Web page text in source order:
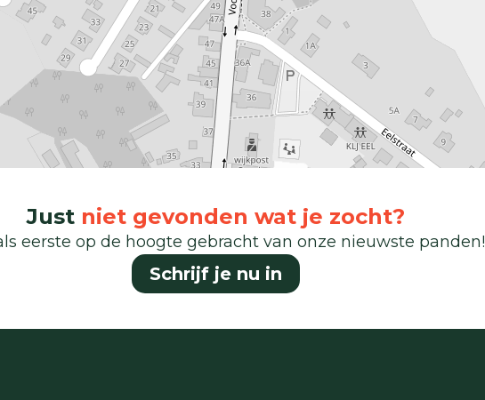
Just niet gevonden wat je zocht?
eerste op de hoogte gebracht van onze nieuwste panden!
Schrijf je nu in